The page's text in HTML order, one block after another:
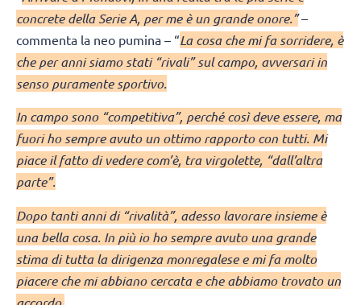
concrete della Serie A, per me è un grande onore.”–
commenta la neo pumina – “La cosa che mi fa sorridere, è
che per anni siamo stati “rivali” sul campo, avversari in
senso puramente sportivo.
In campo sono “competitiva”, perché così deve essere, ma
fuori ho sempre avuto un ottimo rapporto con tutti. Mi
piace il fatto di vedere com’è, tra virgolette, “dall’altra
parte”.
Dopo tanti anni di “rivalità”, adesso lavorare insieme è
una bella cosa. In più io ho sempre avuto una grande
stima di tutta la dirigenza monregalese e mi fa molto
piacere che mi abbiano cercata e che abbiamo trovato un